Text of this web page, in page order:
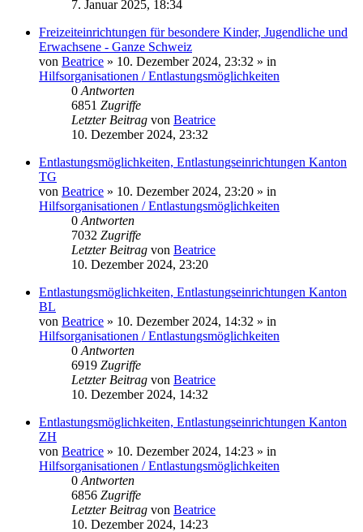
7. Januar 2025, 18:34
Freizeiteinrichtungen für besondere Kinder, Jugendliche und
Erwachsene - Ganze Schweiz
von Beatrice » 10. Dezember 2024, 23:32 » in
Hilfsorganisationen / Entlastungsmöglichkeiten
0 Antworten
6851 Zugriffe
Letzter Beitrag von Beatrice
10. Dezember 2024, 23:32
Entlastungsmöglichkeiten, Entlastungseinrichtungen Kanton
TG
von Beatrice » 10. Dezember 2024, 23:20 » in
Hilfsorganisationen / Entlastungsmöglichkeiten
0 Antworten
7032 Zugriffe
Letzter Beitrag von Beatrice
10. Dezember 2024, 23:20
Entlastungsmöglichkeiten, Entlastungseinrichtungen Kanton
BL
von Beatrice » 10. Dezember 2024, 14:32 » in
Hilfsorganisationen / Entlastungsmöglichkeiten
0 Antworten
6919 Zugriffe
Letzter Beitrag von Beatrice
10. Dezember 2024, 14:32
Entlastungsmöglichkeiten, Entlastungseinrichtungen Kanton
ZH
von Beatrice » 10. Dezember 2024, 14:23 » in
Hilfsorganisationen / Entlastungsmöglichkeiten
0 Antworten
6856 Zugriffe
Letzter Beitrag von Beatrice
10. Dezember 2024, 14:23